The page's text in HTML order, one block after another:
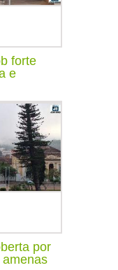
forte
e
por